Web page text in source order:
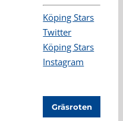
Köping Stars
Twitter
Köping Stars
Instagram
Gräsroten